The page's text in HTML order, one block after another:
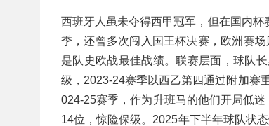
西班牙人虽未夺得西甲冠军，但在国内
季，还曾多次闯入国王杯决赛，欧洲赛
是队史欧战最佳战绩。联赛层面，球队
级，2023-24赛季以西乙第四通过附加赛
024-25赛季，作为升班马的他们开局低
14位，惊险保级。2025年下半年球队状